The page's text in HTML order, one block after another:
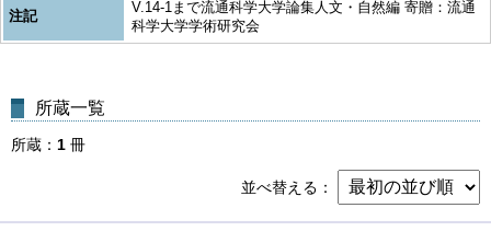
注記
V.14-1まで流通科学大学論集人文・自然編 寄贈：流通
科学大学学術研究会
所蔵一覧
所蔵 1 冊
並べ替える